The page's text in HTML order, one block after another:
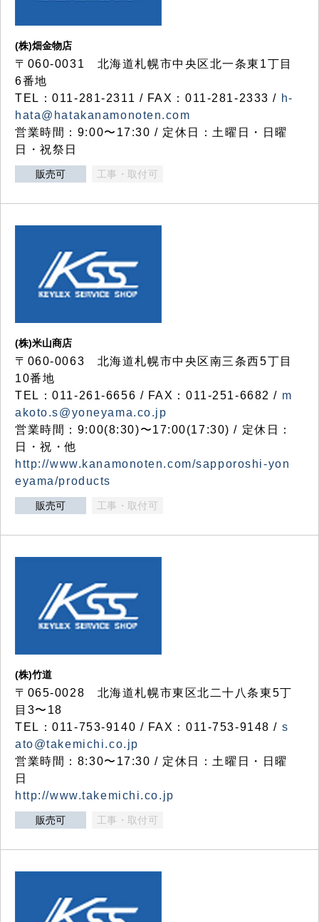
(株)畑金物店
〒060-0031 北海道札幌市中央区北一条東1丁目
6番地
TEL：011-281-2311 / FAX：011-281-2333 / h-
hata@hatakanamonoten.com
営業時間：9:00〜17:30 / 定休日：土曜日・日曜
日・祝祭日
販売可 工事・取付可
(株)米山商店
〒060-0063 北海道札幌市中央区南三条西5丁目
10番地
TEL：011-261-6656 / FAX：011-251-6682 / m
akoto.s@yoneyama.co.jp
営業時間：9:00(8:30)〜17:00(17:30) / 定休日：
日・祝・他
http://www.kanamonoten.com/sapporoshi-yon
eyama/products
販売可 工事・取付可
(株)竹道
〒065-0028 北海道札幌市東区北二十八条東5丁
目3〜18
TEL：011-753-9140 / FAX：011-753-9148 / s
ato@takemichi.co.jp
営業時間：8:30〜17:30 / 定休日：土曜日・日曜
日
http://www.takemichi.co.jp
販売可 工事・取付可